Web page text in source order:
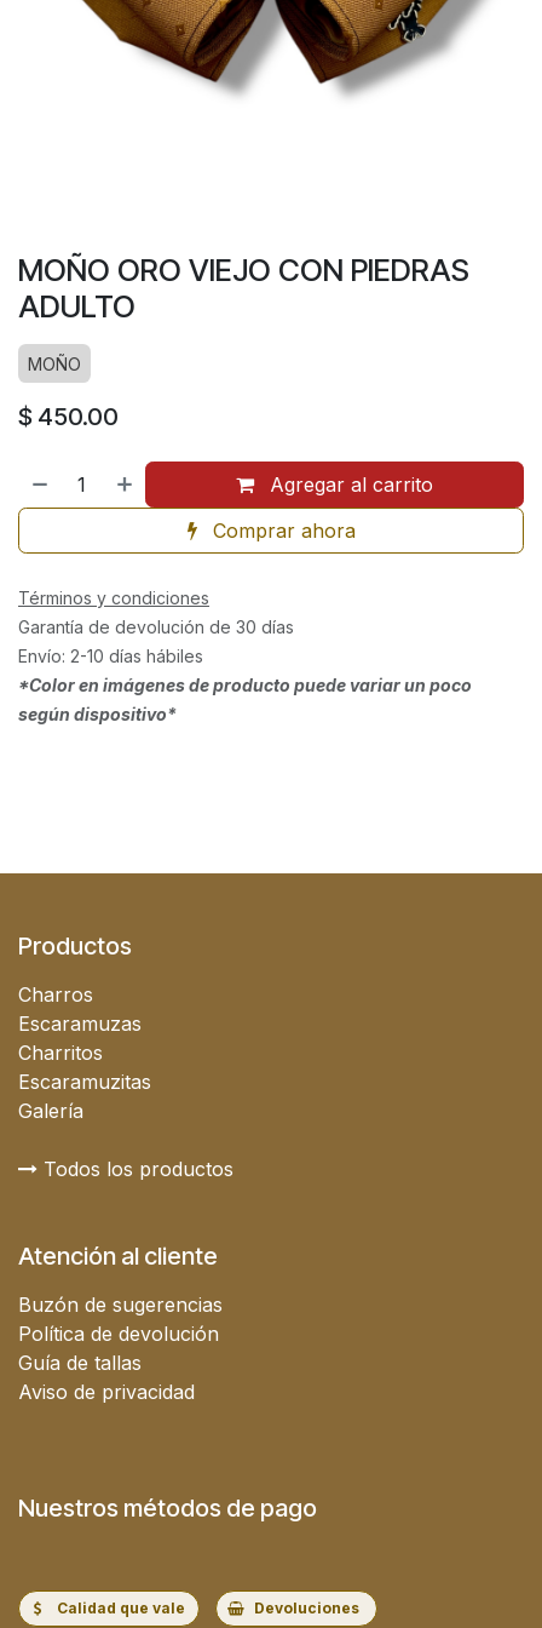
MOÑO ORO VIEJO CON PIEDRAS
ADULTO
MOÑO
$ 450.00
Agregar al carrito
Comprar ahora
Términos y condiciones
Garantía de devolución de 30 días
Envío: 2-10 días hábiles
*Color en imágenes de producto puede variar un poco
según dispositivo*
Productos
Charros
Escaramuzas
Charritos
Escaramuzitas
Galería
Todos los productos
Atención al cliente
Buzón de sugerencias
Política de devolución
Guía de tallas
Aviso de privacidad
Nuestros métodos de pago
Calidad que vale Devoluciones